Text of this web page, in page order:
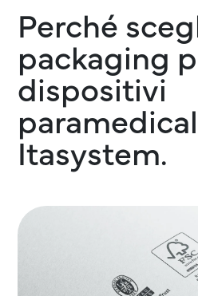
Perché
packaging
dispositivi
Itasystem.